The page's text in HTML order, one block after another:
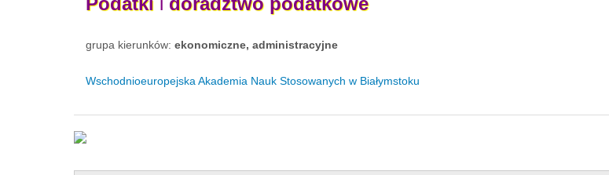
grupa kierunków: ekonomiczne, administracyjne
Wschodnioeuropejska Akademia Nauk Stosowanych w Białymstoku